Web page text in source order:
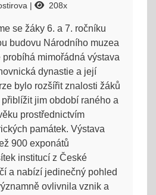
208x
se žáky 6. a 7. ročníku
budovu Národního muzea
mimořádná výstava
dynastie a její
bylo rozšířit znalosti žáků
jim období raného a
prostřednictvím
památek. Výstava
900 exponátů
institucí z České
a nabízí jedinečný pohled
ovlivnila vznik a